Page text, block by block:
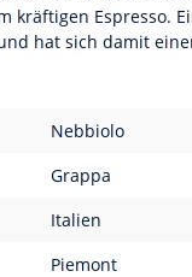
kräftigen
hat sich damit
Nebbiolo
Grappa
Italien
Piemont